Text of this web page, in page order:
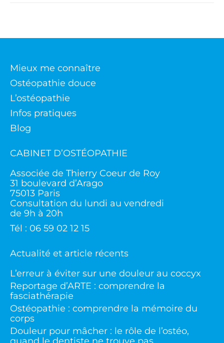
Mieux me connaître
Ostéopathie douce
L’ostéopathie
Infos pratiques
Blog
CABINET D’OSTÉOPATHIE
Associée de Thierry Coeur de Roy
31 boulevard d’Arago
75013 Paris
Consultation du lundi au vendredi
de 9h à 20h
Tél : 06 59 02 12 15
Actualité et article récents
L’erreur à éviter sur une douleur au coccyx
Reportage d’ARTE : comprendre la
fasciathérapie
Ostéopathie : comprendre la mémoire du
corps
Douleur pour mâcher : le rôle de l’ostéo,